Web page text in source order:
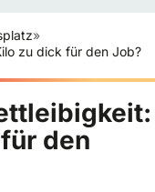
»
zu dick für den Job?
den